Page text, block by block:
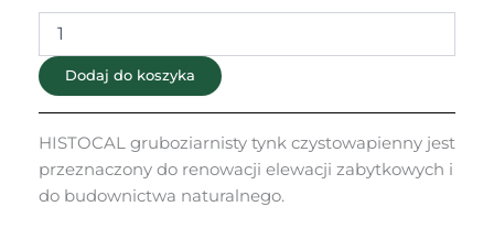
na
zewnątrz
-
gruboziarnisty
CS
Dodaj do koszyka
HISTOCAL gruboziarnisty tynk czystowapienny jest
przeznaczony do renowacji elewacji zabytkowych i
do budownictwa naturalnego.